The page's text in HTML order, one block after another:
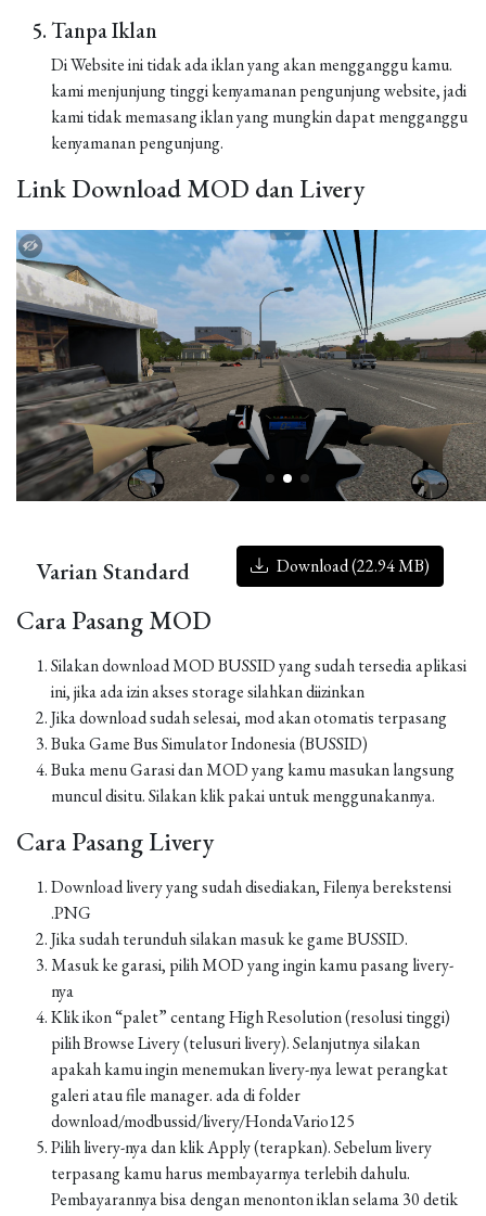
Tanpa Iklan
Di Website ini tidak ada iklan yang akan mengganggu kamu.
kami menjunjung tinggi kenyamanan pengunjung website, jadi
kami tidak memasang iklan yang mungkin dapat mengganggu
kenyamanan pengunjung.
Link Download MOD dan Livery
Varian Standard Download (22.94 MB)
Cara Pasang MOD
Silakan download MOD BUSSID yang sudah tersedia aplikasi
ini, jika ada izin akses storage silahkan diizinkan
Jika download sudah selesai, mod akan otomatis terpasang
Buka Game Bus Simulator Indonesia (BUSSID)
Buka menu Garasi dan MOD yang kamu masukan langsung
muncul disitu. Silakan klik pakai untuk menggunakannya.
Cara Pasang Livery
Download livery yang sudah disediakan, Filenya berekstensi
.PNG
Jika sudah terunduh silakan masuk ke game BUSSID.
Masuk ke garasi, pilih MOD yang ingin kamu pasang livery-
nya
Klik ikon “palet” centang High Resolution (resolusi tinggi)
pilih Browse Livery (telusuri livery). Selanjutnya silakan
apakah kamu ingin menemukan livery-nya lewat perangkat
galeri atau file manager. ada di folder
download/modbussid/livery/HondaVario125
Pilih livery-nya dan klik Apply (terapkan). Sebelum livery
terpasang kamu harus membayarnya terlebih dahulu.
Pembayarannya bisa dengan menonton iklan selama 30 detik